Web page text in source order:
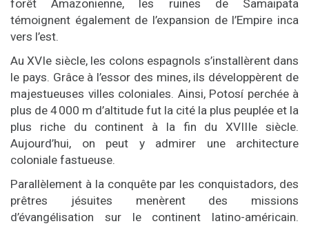
forêt Amazonienne, les ruines de Samaipata
témoignent également de l’expansion de l’Empire inca
vers l’est.
Au XVIe siècle, les colons espagnols s’installèrent dans
le pays. Grâce à l’essor des mines, ils développèrent de
majestueuses villes coloniales. Ainsi, Potosí perchée à
plus de 4 000 m d’altitude fut la cité la plus peuplée et la
plus riche du continent à la fin du XVIIIe siècle.
Aujourd’hui, on peut y admirer une architecture
coloniale fastueuse.
Parallèlement à la conquête par les conquistadors, des
prêtres jésuites menèrent des missions
d’évangélisation sur le continent latino-américain.